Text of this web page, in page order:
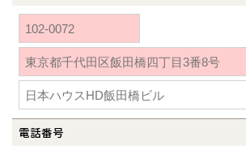
電話番号
栃木
群馬
奈良
滋賀
和歌山
愛媛
鳥取
島根
広島
佐賀
熊本
大分
宮崎
※現住所のある都道府県以外の建築予定地の方でも
くの展示場又は店舗にお問合せください。
応します。お気軽にご相談ください。
茨城県
栃木県
宇都宮
小山
群馬県
群馬
熊本県
大分県
大分
宮崎県
宮崎
鹿児島県